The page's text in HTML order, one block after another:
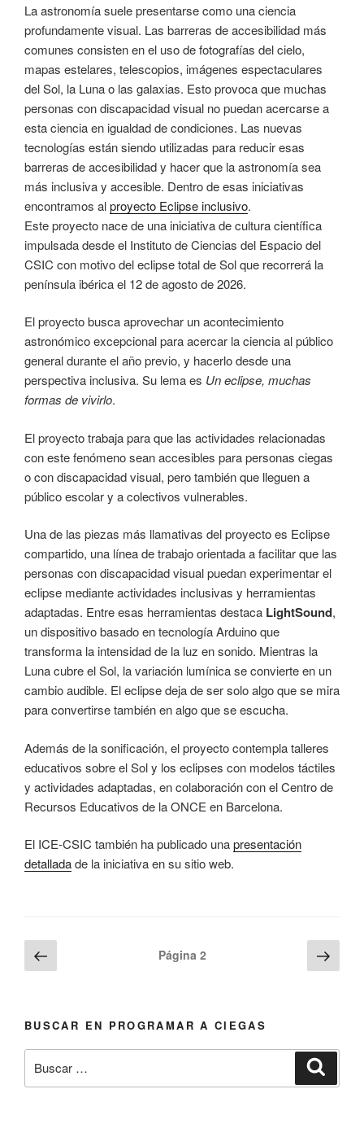
La astronomía suele presentarse como una ciencia
profundamente visual. Las barreras de accesibilidad más
comunes consisten en el uso de fotografías del cielo,
mapas estelares, telescopios, imágenes espectaculares
del Sol, la Luna o las galaxias. Esto provoca que muchas
personas con discapacidad visual no puedan acercarse a
esta ciencia en igualdad de condiciones. Las nuevas
tecnologías están siendo utilizadas para reducir esas
barreras de accesibilidad y hacer que la astronomía sea
más inclusiva y accesible. Dentro de esas iniciativas
encontramos alproyecto Eclipse inclusivo.
Este proyecto nace de una iniciativa de cultura científica
impulsada desde el Instituto de Ciencias del Espacio del
CSIC con motivo del eclipse total de Sol que recorrerá la
península ibérica el 12 de agosto de 2026.
El proyecto busca aprovechar un acontecimiento
astronómico excepcional para acercar la ciencia al público
general durante el año previo, y hacerlo desde una
perspectiva inclusiva. Su lema es Un eclipse, muchas
formas de vivirlo.
El proyecto trabaja para que las actividades relacionadas
con este fenómeno sean accesibles para personas ciegas
o con discapacidad visual, pero también que lleguen a
público escolar y a colectivos vulnerables.
Una de las piezas más llamativas del proyecto es Eclipse
compartido, una línea de trabajo orientada a facilitar que las
personas con discapacidad visual puedan experimentar el
eclipse mediante actividades inclusivas y herramientas
adaptadas. Entre esas herramientas destaca LightSound,
un dispositivo basado en tecnología Arduino que
transforma la intensidad de la luz en sonido. Mientras la
Luna cubre el Sol, la variación lumínica se convierte en un
cambio audible. El eclipse deja de ser solo algo que se mira
para convertirse también en algo que se escucha.
Además de la sonificación, el proyecto contempla talleres
educativos sobre el Sol y los eclipses con modelos táctiles
y actividades adaptadas, en colaboración con el Centro de
Recursos Educativos de la ONCE en Barcelona.
El ICE-CSIC también ha publicado unapresentación
detalladade la iniciativa en su sitio web.
Paginación
de anterior
Página 2
BUSCAR EN PROGRAMAR A CIEGAS
por: